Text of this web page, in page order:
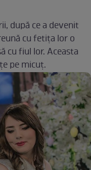
după ce a devenit
cu fetița lor o
cu fiul lor. Aceasta
pe micuț.